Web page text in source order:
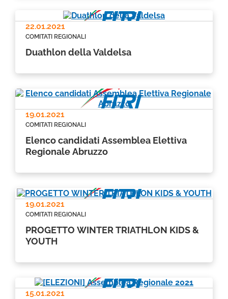
22.01.2021
COMITATI REGIONALI
Duathlon della Valdelsa
19.01.2021
COMITATI REGIONALI
Elenco candidati Assemblea Elettiva
Regionale Abruzzo
19.01.2021
COMITATI REGIONALI
PROGETTO WINTER TRIATHLON KIDS &
YOUTH
15.01.2021